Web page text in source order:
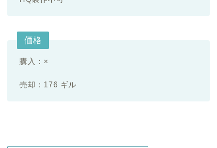
価格
購入：×
売却：176 ギル